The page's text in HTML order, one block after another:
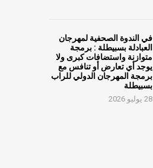
في الندوة الصحفية لمهرجان
العبادلة بسبيطلة : برمجة
متوازنة واستضافات كبرى ولا
يوجد أي تعارض أو تنافس مع
برمجة المهرجان الدولي للراب
بسبيطلة
28 يوليو 2026